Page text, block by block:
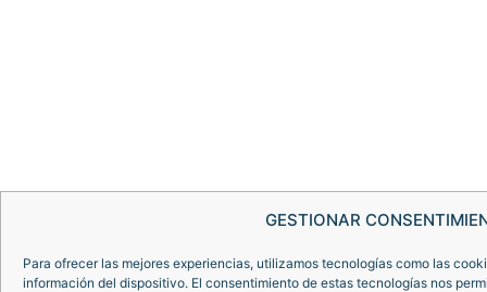
GESTIONAR
Para ofrecer las mejores experiencias, utilizamos tecnologías como las
información del dispositivo. El consentimiento de estas tecnologías nos